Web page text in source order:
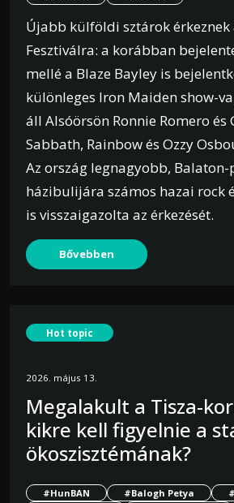
Újabb külföldi sztárok érkeznek
Fesztiválra: a korábban
mellé a Blaze Bayley is
különleges Iron Maiden show-
áll Alsóörsön Ronnie Romero és
Sabbath, Rainbow és Ozzy
Az ország legnagyobb,
házibulijára számos hazai rock
is visszaigazolta az érkezését.
Bővebben
Hot topic
2026. május 13.
Megalakult a Tisza-
kikre kell figyelnie a
ökoszisztémának?
#HunBAN #Balogh Petya